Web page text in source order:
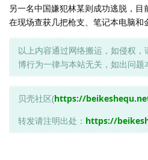
另一名中国嫌犯林某则成功逃脱，
在现场查获几把枪支、笔记本电脑和
以上内容通过网络搬运，如侵权
博行为一律与本站无关，如出问题
贝壳社区(https://
转发请注明出处： https://